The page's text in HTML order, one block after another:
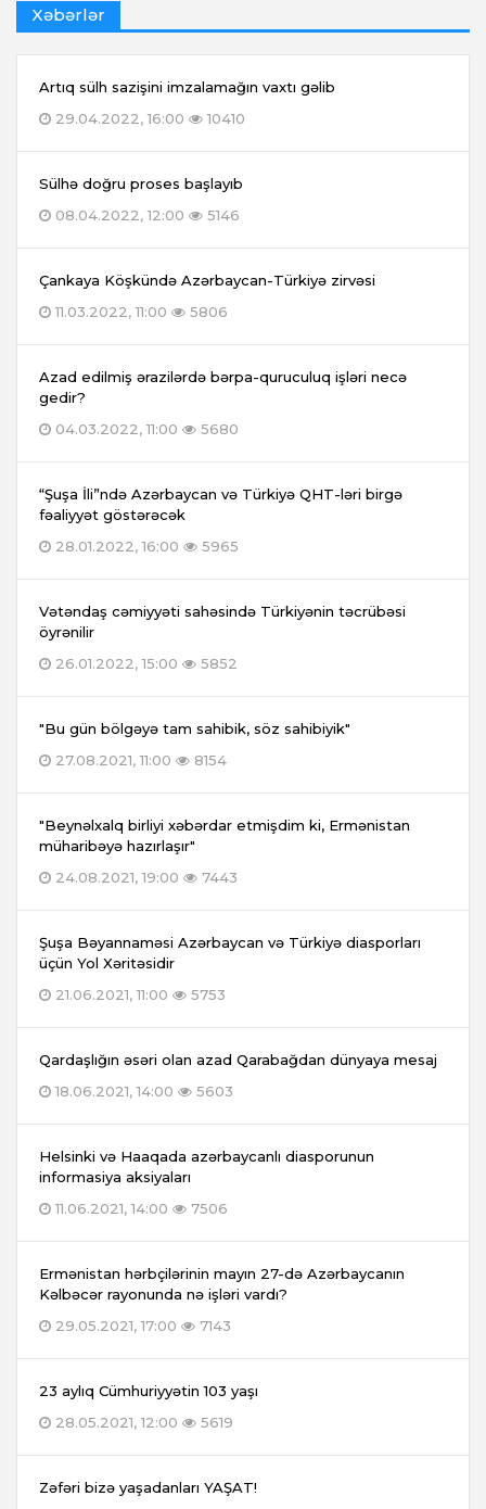
Xəbərlər
Artıq sülh sazişini imzalamağın vaxtı gəlib
29.04.2022, 16:00
10410
Sülhə doğru proses başlayıb
08.04.2022, 12:00
5146
Çankaya Köşkündə Azərbaycan-Türkiyə zirvəsi
11.03.2022, 11:00
5806
Azad edilmiş ərazilərdə bərpa-quruculuq işləri necə
gedir?
04.03.2022, 11:00
5680
“Şuşa İli”ndə Azərbaycan və Türkiyə QHT-ləri birgə
fəaliyyət göstərəcək
28.01.2022, 16:00
5965
Vətəndaş cəmiyyəti sahəsində Türkiyənin təcrübəsi
öyrənilir
26.01.2022, 15:00
5852
"Bu gün bölgəyə tam sahibik, söz sahibiyik"
27.08.2021, 11:00
8154
"Beynəlxalq birliyi xəbərdar etmişdim ki, Ermənistan
müharibəyə hazırlaşır"
24.08.2021, 19:00
7443
Şuşa Bəyannaməsi Azərbaycan və Türkiyə diasporları
üçün Yol Xəritəsidir
21.06.2021, 11:00
5753
Qardaşlığın əsəri olan azad Qarabağdan dünyaya mesaj
18.06.2021, 14:00
5603
Helsinki və Haaqada azərbaycanlı diasporunun
informasiya aksiyaları
11.06.2021, 14:00
7506
Ermənistan hərbçilərinin mayın 27-də Azərbaycanın
Kəlbəcər rayonunda nə işləri vardı?
29.05.2021, 17:00
7143
23 aylıq Cümhuriyyətin 103 yaşı
28.05.2021, 12:00
5619
Zəfəri bizə yaşadanları YAŞAT!